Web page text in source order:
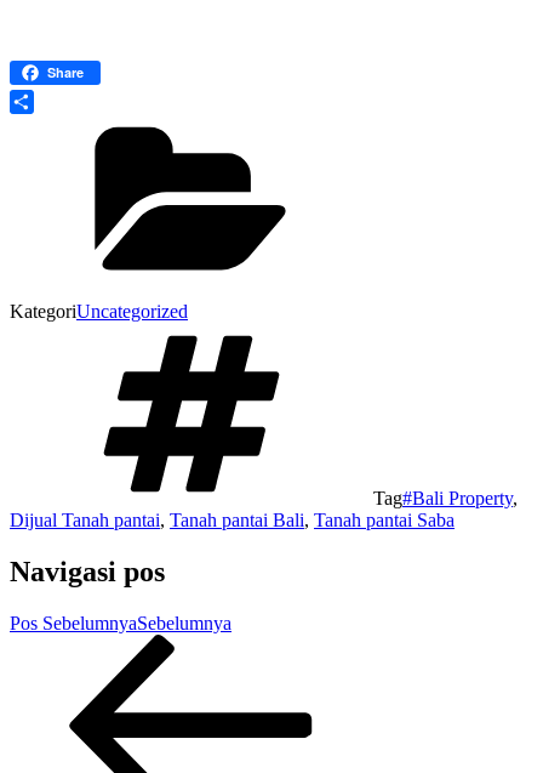
Share
KategoriUncategorized
Tag#Bali Property,
Dijual Tanah pantai, Tanah pantai Bali, Tanah pantai Saba
Navigasi pos
Pos SebelumnyaSebelumnya